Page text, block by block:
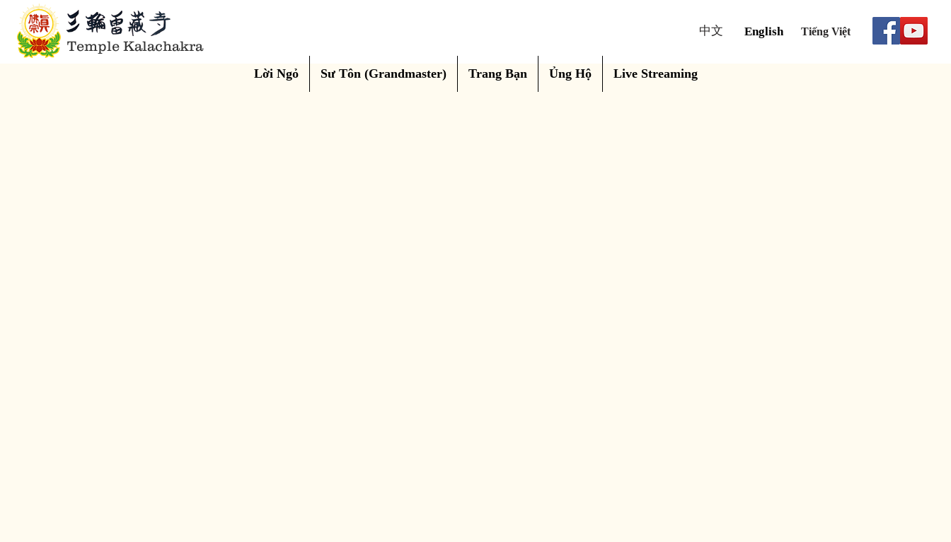
Temple Kalachakra
中文 English Tiếng Việt
Lời Ngỏ Sư Tôn (Grandmaster) Trang Bạn Ủng Hộ Live Streaming